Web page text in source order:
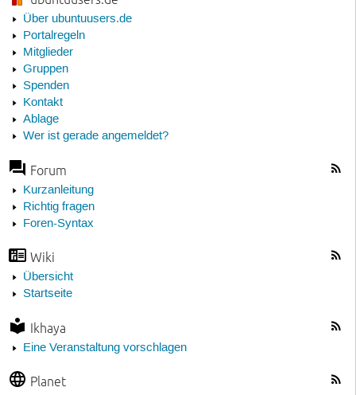
Über ubuntuusers.de
Portalregeln
Mitglieder
Gruppen
Spenden
Kontakt
Ablage
Wer ist gerade angemeldet?
Forum
Kurzanleitung
Richtig fragen
Foren-Syntax
Wiki
Übersicht
Startseite
Ikhaya
Eine Veranstaltung vorschlagen
Planet